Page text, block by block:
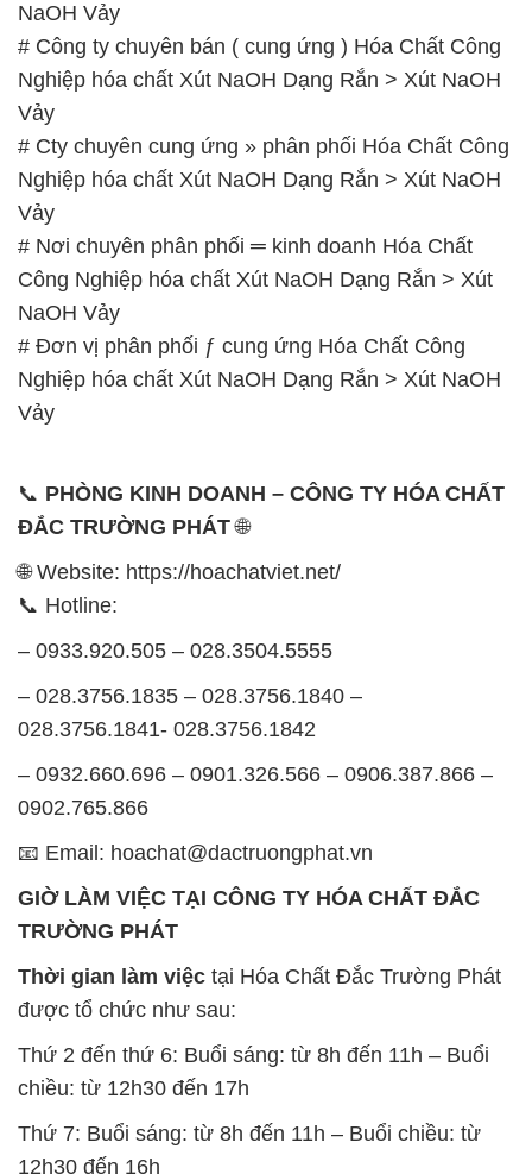
Nghiệp hóa chất Xút NaOH Dạng Rắn > Xút NaOH
Vảy
# Nơi chuyên phân phối ═ kinh doanh Hóa Chất
Công Nghiệp hóa chất Xút NaOH Dạng Rắn > Xút
NaOH Vảy
# Đơn vị phân phối ƒ cung ứng Hóa Chất Công
Nghiệp hóa chất Xút NaOH Dạng Rắn > Xút NaOH
Vảy
📞PHÒNG KINH DOANH – CÔNG TY HÓA CHẤT
ĐẮC TRƯỜNG PHÁT🌐
🌐 Website: https://hoachatviet.net/
– 0933.920.505 – 028.3504.5555
028.3756.1841- 028.3756.1842
0902.765.866
📧 Email: hoachat@dactruongphat.vn
TRƯỜNG PHÁT
được tổ chức như sau:
Thứ 2 đến thứ 6: Buổi sáng: từ 8h đến 11h – Buổi
chiều: từ 12h30 đến 17h
Thứ 7: Buổi sáng: từ 8h đến 11h – Buổi chiều: từ
12h30 đến 16h
Chủ nhật: Nghỉ chủ nhật hàng tuần
thủ giờ làm việc để đảm bảo sự hỗ trợ tốt nhất cho